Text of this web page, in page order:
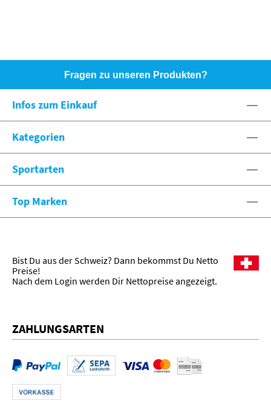
Fragen zu unseren Produkten?
eshop@spexx.org
Infos zum Einkauf
Kategorien
Sportarten
Top Marken
Bist Du aus der Schweiz? Dann bekommst Du Netto
Preise!
Nach dem Login werden Dir Nettopreise angezeigt.
ZAHLUNGSARTEN